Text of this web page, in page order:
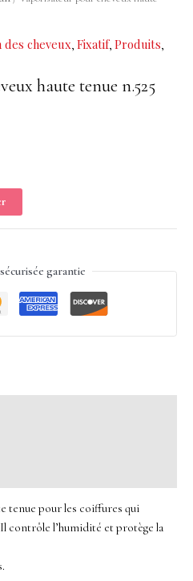
des cheveux, Fixatif, Produits,
haute tenue n.525
garantie
tenue pour les coiffures qui
contrôle l’humidité et protège la